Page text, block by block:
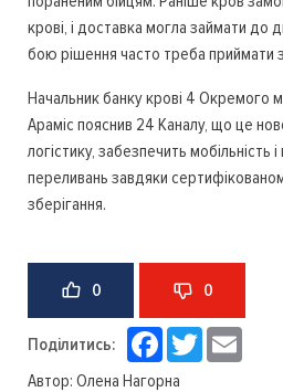
крові, і доставка могла займати до
бою рішення часто треба приймати
Начальник банку крові 4 Окремого
Араміс пояснив 24 Каналу, що це
логістику, забезпечить мобільність
переливань завдяки
зберігання.
0 0
Поділитись: Facebook
Twitter
Автор: Олена Нагорна